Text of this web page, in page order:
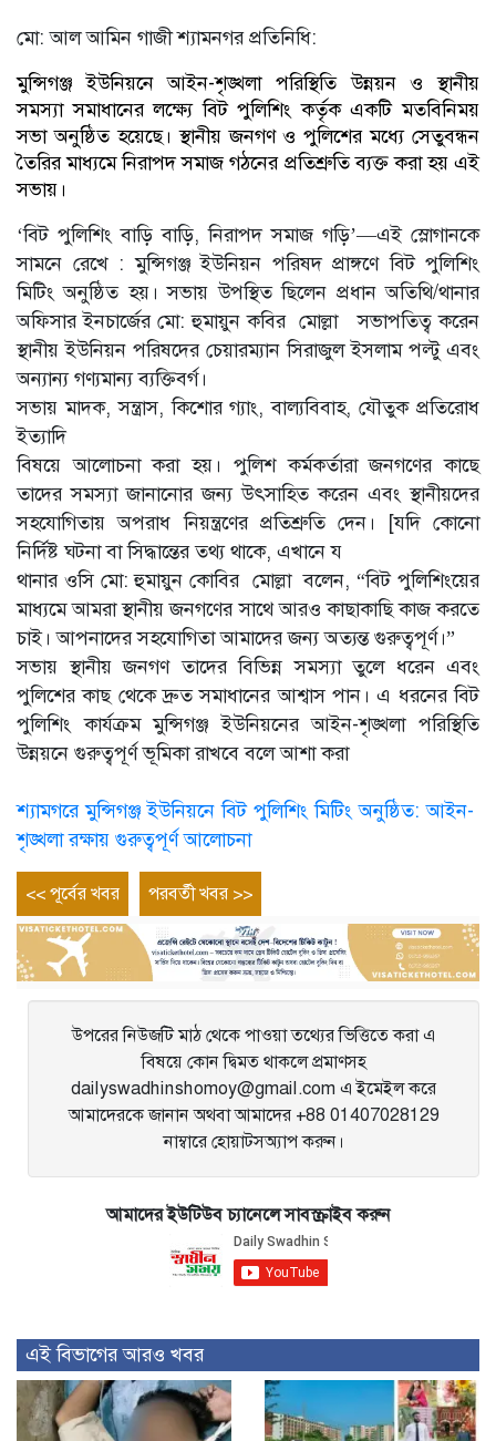
মো: আল আমিন গাজী শ্যামনগর প্রতিনিধি:
মুন্সিগঞ্জ ইউনিয়নে আইন-শৃঙ্খলা পরিস্থিতি উন্নয়ন ও স্থানীয়
সমস্যা সমাধানের লক্ষ্যে বিট পুলিশিং কর্তৃক একটি মতবিনিময়
সভা অনুষ্ঠিত হয়েছে। স্থানীয় জনগণ ও পুলিশের মধ্যে সেতুবন্ধন
তৈরির মাধ্যমে নিরাপদ সমাজ গঠনের প্রতিশ্রুতি ব্যক্ত করা হয় এই
সভায়।
‘বিট পুলিশিং বাড়ি বাড়ি, নিরাপদ সমাজ গড়ি’—এই স্লোগানকে
সামনে রেখে : মুন্সিগঞ্জ ইউনিয়ন পরিষদ প্রাঙ্গণে বিট পুলিশিং
মিটিং অনুষ্ঠিত হয়। সভায় উপস্থিত ছিলেন প্রধান অতিথি/থানার
অফিসার ইনচার্জের মো: হুমায়ুন কবির মোল্লা সভাপতিত্ব করেন
স্থানীয় ইউনিয়ন পরিষদের চেয়ারম্যান সিরাজুল ইসলাম পল্টু এবং
অন্যান্য গণ্যমান্য ব্যক্তিবর্গ।
সভায় মাদক, সন্ত্রাস, কিশোর গ্যাং, বাল্যবিবাহ, যৌতুক প্রতিরোধ
ইত্যাদি
বিষয়ে আলোচনা করা হয়। পুলিশ কর্মকর্তারা জনগণের কাছে
তাদের সমস্যা জানানোর জন্য উৎসাহিত করেন এবং স্থানীয়দের
সহযোগিতায় অপরাধ নিয়ন্ত্রণের প্রতিশ্রুতি দেন। [যদি কোনো
নির্দিষ্ট ঘটনা বা সিদ্ধান্তের তথ্য থাকে, এখানে য
থানার ওসি মো: হুমায়ুন কোবির মোল্লা বলেন, “বিট পুলিশিংয়ের
মাধ্যমে আমরা স্থানীয় জনগণের সাথে আরও কাছাকাছি কাজ করতে
চাই। আপনাদের সহযোগিতা আমাদের জন্য অত্যন্ত গুরুত্বপূর্ণ।”
সভায় স্থানীয় জনগণ তাদের বিভিন্ন সমস্যা তুলে ধরেন এবং
পুলিশের কাছ থেকে দ্রুত সমাধানের আশ্বাস পান। এ ধরনের বিট
পুলিশিং কার্যক্রম মুন্সিগঞ্জ ইউনিয়নের আইন-শৃঙ্খলা পরিস্থিতি
উন্নয়নে গুরুত্বপূর্ণ ভূমিকা রাখবে বলে আশা করা
শ্যামগরে মুন্সিগঞ্জ ইউনিয়নে বিট পুলিশিং মিটিং অনুষ্ঠিত: আইন-
শৃঙ্খলা রক্ষায় গুরুত্বপূর্ণ আলোচনা
Post
navigation
<< পূর্বের খবর
Previous
entry
পরবর্তী খবর >>
উপরের নিউজটি মাঠ থেকে পাওয়া তথ্যের ভিত্তিতে করা এ
বিষয়ে কোন দ্বিমত থাকলে প্রমাণসহ
dailyswadhinshomoy@gmail.com এ ইমেইল করে
আমাদেরকে জানান অথবা আমাদের +88 01407028129
নাম্বারে হোয়াটসঅ্যাপ করুন।
আমাদের ইউটিউব চ্যানেলে সাবস্ক্রাইব করুন
এই বিভাগের আরও খবর